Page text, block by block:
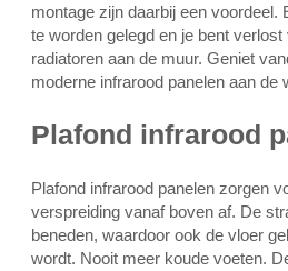
montage zijn daarbij een voordeel.
te worden gelegd en je bent
radiatoren aan de muur. Geniet
moderne infrarood panelen aan de
Plafond infrarood
Plafond infrarood panelen zorgen
verspreiding vanaf boven af. De
beneden, waardoor ook de vloer
wordt. Nooit meer koude voeten.